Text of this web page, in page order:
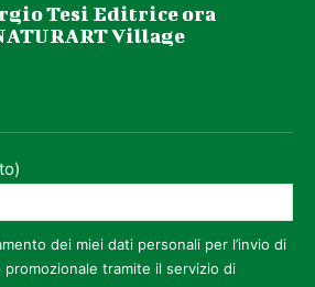
Tesi Editrice ora
Village
dei miei dati personali per l’invio di
tramite il servizio di